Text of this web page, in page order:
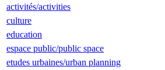
activités/activities
culture
education
espace public/public space
etudes urbaines/urban planning